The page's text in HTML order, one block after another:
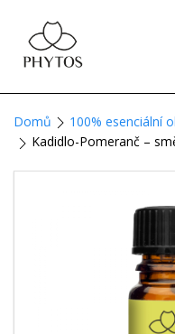
Domů 100% esenciální
Kadidlo-Pomeranč –